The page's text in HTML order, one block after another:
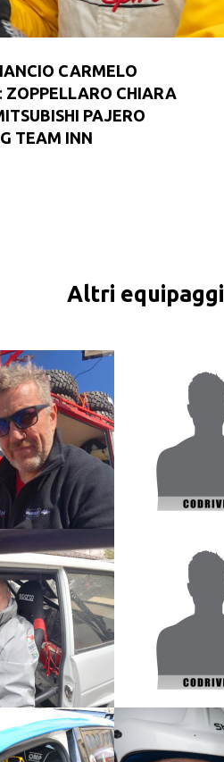
CARMELO
ZOPPELLARO CHIARA
PAJERO
TEAM INN
Altri